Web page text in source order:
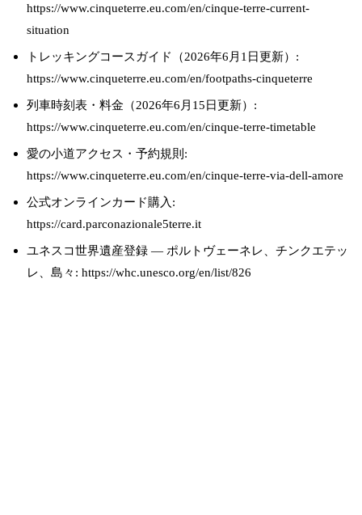
https://www.cinqueterre.eu.com/en/cinque-terre-current-
situation
トレッキングコースガイド（2026年6月1日更新）:
https://www.cinqueterre.eu.com/en/footpaths-cinqueterre
列車時刻表・料金（2026年6月15日更新）:
https://www.cinqueterre.eu.com/en/cinque-terre-timetable
愛の小道アクセス・予約規則:
https://www.cinqueterre.eu.com/en/cinque-terre-via-dell-amore
公式オンラインカード購入:
https://card.parconazionale5terre.it
ユネスコ世界遺産登録 — ポルトヴェーネレ、チンクエテッ
レ、島々: https://whc.unesco.org/en/list/826